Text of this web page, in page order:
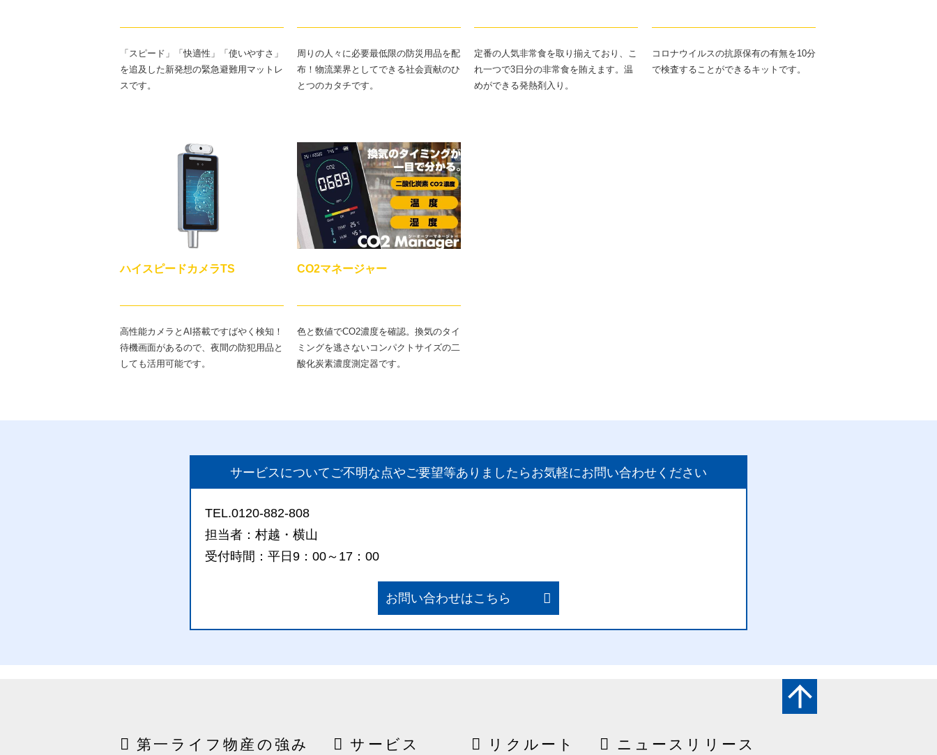
「スピード」「快適性」「使いやすさ」
を追及した新発想の緊急避難用マットレ
スです。
周りの人々に必要最低限の防災用品を配
布！物流業界としてできる社会貢献のひ
とつのカタチです。
定番の人気非常食を取り揃えており、こ
れ一つで3日分の非常食を賄えます。温
めができる発熱剤入り。
コロナウイルスの抗原保有の有無を10分
で検査することができるキットです。
ハイスピードカメラTS
高性能カメラとAI搭載ですばやく検知！
待機画面があるので、夜間の防犯用品と
しても活用可能です。
CO2マネージャー
色と数値でCO2濃度を確認。換気のタイ
ミングを逃さないコンパクトサイズの二
酸化炭素濃度測定器です。
サービスについてご不明な点やご要望等ありましたらお気軽にお問い合わせください
TEL.0120-882-808
担当者：村越・横山
受付時間：平日9：00～17：00
お問い合わせはこちら
第一ライフ物産の強み サービス リクルート ニュースリリース